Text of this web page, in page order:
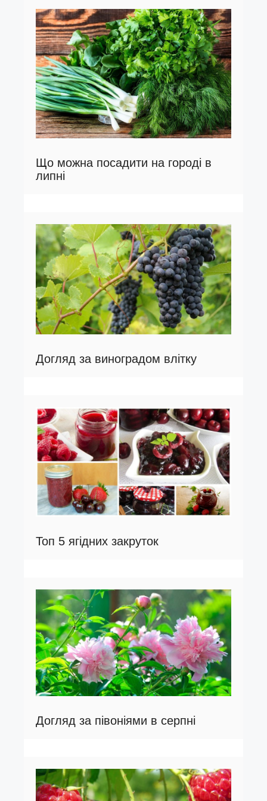
Що можна посадити на городі в
липні
Догляд за виноградом влітку
Топ 5 ягідних закруток
Догляд за півоніями в серпні